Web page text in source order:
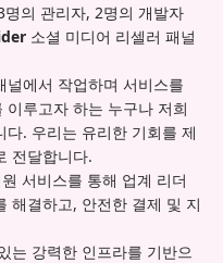
의 관리자, 2명의 개발자
소셜 미디어 리셀러 패널
에서 작업하며 서비스를
루고자 하는 누구나 저희
. 우리는 유리한 기회를 제
전달합니다.
서비스를 통해 업계 리더
해결하고, 안전한 결제 및 지
는 강력한 인프라를 기반으